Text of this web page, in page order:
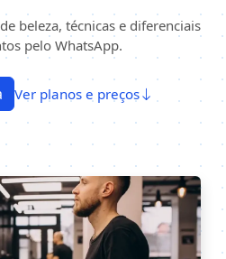
beleza, técnicas e diferenciais
pelo WhatsApp.
Ver planos e preços